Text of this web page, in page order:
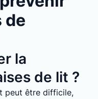
de
la
de lit ?
peut être difficile,